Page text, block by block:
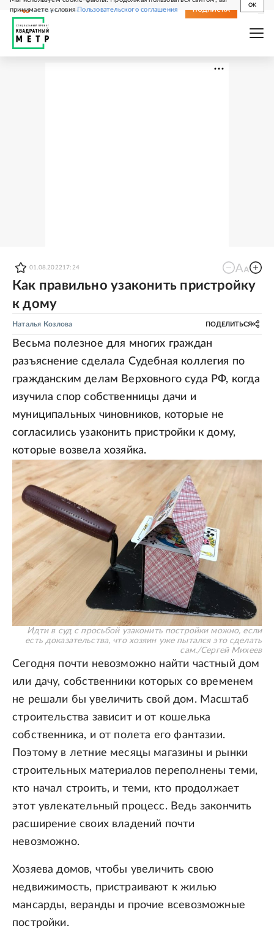
принимаете условияПользовательского соглашения
OK
СВЕЖИЙ НОМЕР ПОДПИСКА
01.08.2022 17:24
Как правильно узаконить пристройку
к дому
Наталья Козлова ПОДЕЛИТЬСЯ
Весьма полезное для многих граждан
разъяснение сделала Судебная коллегия по
гражданским делам Верховного суда РФ, когда
изучила спор собственницы дачи и
муниципальных чиновников, которые не
согласились узаконить пристройки к дому,
которые возвела хозяйка.
Идти в суд с просьбой узаконить постройки можно, если
есть доказательства, что хозяин уже пытался это сделать
сам./Сергей Михеев
Сегодня почти невозможно найти частный дом
или дачу, собственники которых со временем
не решали бы увеличить свой дом. Масштаб
строительства зависит и от кошелька
собственника, и от полета его фантазии.
Поэтому в летние месяцы магазины и рынки
строительных материалов переполнены теми,
кто начал строить, и теми, кто продолжает
этот увлекательный процесс. Ведь закончить
расширение своих владений почти
невозможно.
Хозяева домов, чтобы увеличить свою
недвижимость, пристраивают к жилью
мансарды, веранды и прочие всевозможные
постройки.